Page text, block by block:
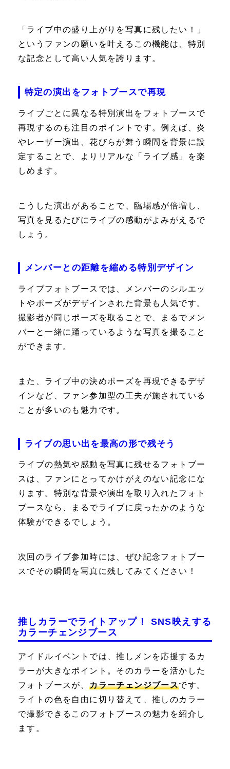
「ライブ中の盛り上がりを写真に残したい！」
というファンの願いを叶えるこの機能は、特別
な記念として高い人気を誇ります。
特定の演出をフォトブースで再現
ライブごとに異なる特別演出をフォトブースで
再現するのも注目のポイントです。例えば、炎
やレーザー演出、花びらが舞う瞬間を背景に設
定することで、よりリアルな「ライブ感」を楽
しめます。
こうした演出があることで、臨場感が倍増し、
写真を見るたびにライブの感動がよみがえるで
しょう。
メンバーとの距離を縮める特別デザイン
ライブフォトブースでは、メンバーのシルエッ
トやポーズがデザインされた背景も人気です。
撮影者が同じポーズを取ることで、まるでメン
バーと一緒に踊っているような写真を撮ること
ができます。
また、ライブ中の決めポーズを再現できるデザ
インなど、ファン参加型の工夫が施されている
ことが多いのも魅力です。
ライブの思い出を最高の形で残そう
ライブの熱気や感動を写真に残せるフォトブー
スは、ファンにとってかけがえのない記念にな
ります。特別な背景や演出を取り入れたフォト
ブースなら、まるでライブに戻ったかのような
体験ができるでしょう。
次回のライブ参加時には、ぜひ記念フォトブー
スでその瞬間を写真に残してみてください！
推しカラーでライトアップ！ SNS映えする
カラーチェンジブース
アイドルイベントでは、推しメンを応援するカ
ラーが大きなポイント。そのカラーを活かした
フォトブースが、カラーチェンジブースです。
ライトの色を自由に切り替えて、推しのカラー
で撮影できるこのフォトブースの魅力を紹介し
ます。